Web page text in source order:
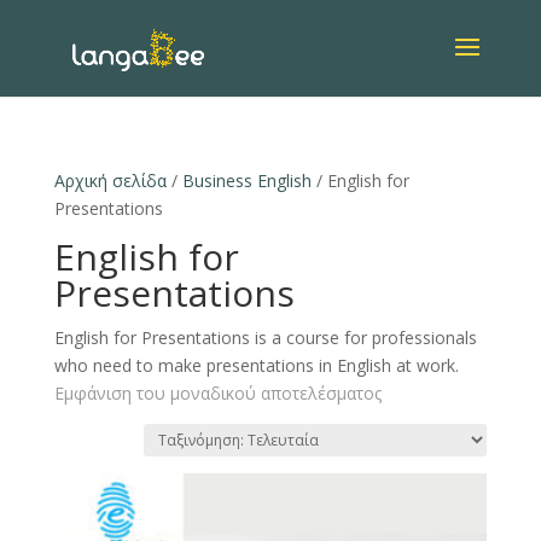
Αρχική σελίδα/ Business English / English for
Presentations
English for
Presentations
English for Presentations is a course for professionals
who need to make presentations in English at work.
Εμφάνιση του μοναδικού αποτελέσματος